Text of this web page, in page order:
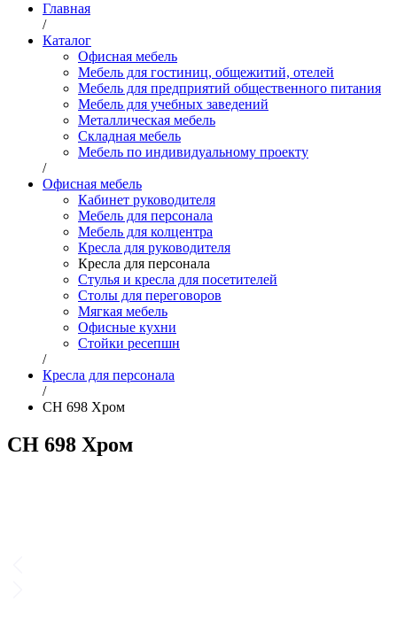
Главная
/
Каталог
Офисная мебель
Мебель для гостиниц, общежитий, отелей
Мебель для предприятий общественного питания
Мебель для учебных заведений
Металлическая мебель
Складная мебель
Мебель по индивидуальному проекту
/
Офисная мебель
Кабинет руководителя
Мебель для персонала
Мебель для колцентра
Кресла для руководителя
Кресла для персонала
Стулья и кресла для посетителей
Столы для переговоров
Мягкая мебель
Офисные кухни
Стойки ресепшн
/
Кресла для персонала
/
CH 698 Хром
CH 698 Хром